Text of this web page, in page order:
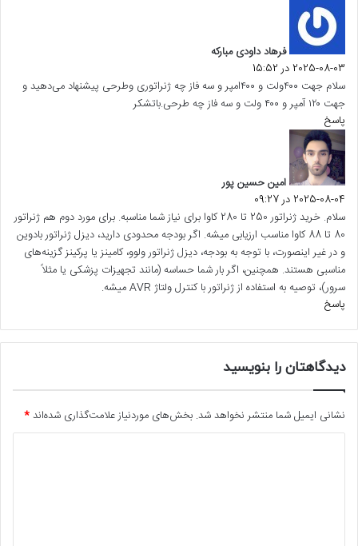
فرهاد داودی مبارکه
2025-08-03 در 15:52
سلام جهت ۴۰۰ولت و ۴۰۰امپر و سه فاز چه ژنراتوری وطرحی پیشنهاد می‌دهید و
جهت ۱۲۰ آمپر و ۴۰۰ ولت و سه فاز چه طرحی.باتشکر
پاسخ
امین حسین پور:
2025-08-04 در 09:27
سلام. خرید ژنراتور 250 تا 280 کاوا برای نیاز شما مناسبه. برای مورد دوم هم ژنراتور
80 تا 88 کاوا مناسب ارزیابی میشه. اگر بودجه محدودی دارید، دیزل ژنراتور بادوین
و در غیر اینصورت، با توجه به بودجه، دیزل ژنراتور ولوو، کامینز یا پرکینز گزینه‌های
مناسبی هستند. همچنین، اگر بار شما حساسه (مانند تجهیزات پزشکی یا مثلاً
سرور)، توصیه به استفاده از ژنراتور با کنترل ولتاژ AVR میشه.
پاسخ
دیدگاهتان را بنویسید
نشانی ایمیل شما منتشر نخواهد شد. بخش‌های موردنیاز علامت‌گذاری شده‌اند*